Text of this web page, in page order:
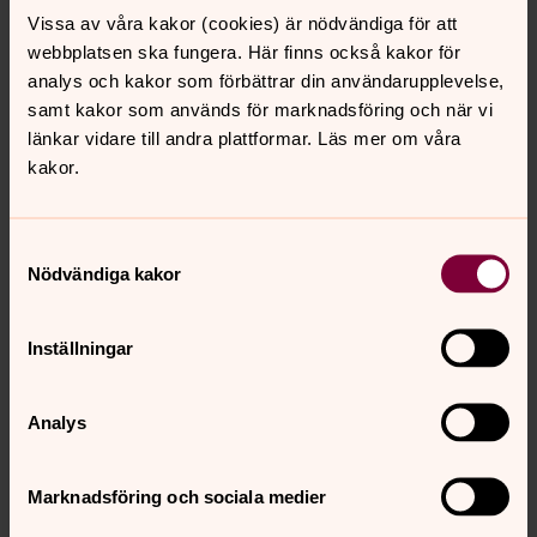
Vissa av våra kakor (cookies) är nödvändiga för att
webbplatsen ska fungera. Här finns också kakor för
analys och kakor som förbättrar din användarupplevelse,
samt kakor som används för marknadsföring och när vi
länkar vidare till andra plattformar. Läs mer om våra
kakor.
Nödvändiga kakor
Inställningar
Analys
Marknadsföring och sociala medier
handlingar som innehåller känsliga personuppgifter kan
begäran dock komma att avslås med hänsyn till
Dataskyddsförordningens regler om när och hur känsliga
personuppgifter får behandlas. Detta på grund av en
ändring i Tryckfrihetsförordningen (1 kap. 13 §) som
började gälla i januari 2019.
Götene pastorat ansvarar för hanteringen av dina
enligt Dataskyddsförordningen,
se startsidan för denna
. Där hittar du även kontaktuppgifter till
Så behandlar Svenska kyrkan Götene pastorat